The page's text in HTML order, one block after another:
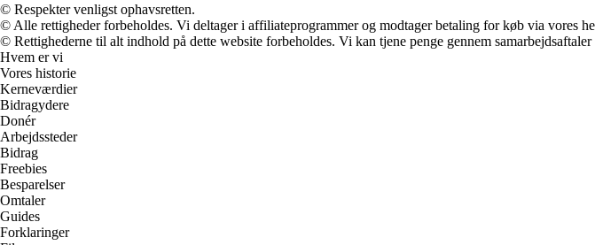
© Respekter venligst ophavsretten.
© Alle rettigheder forbeholdes. Vi deltager i affiliateprogrammer og modtager betaling for køb via vores
© Rettighederne til alt indhold på dette website forbeholdes. Vi kan tjene penge gennem
Hvem er vi
Vores historie
Kerneværdier
Bidragydere
Donér
Arbejdssteder
Bidrag
Freebies
Besparelser
Omtaler
Guides
Forklaringer